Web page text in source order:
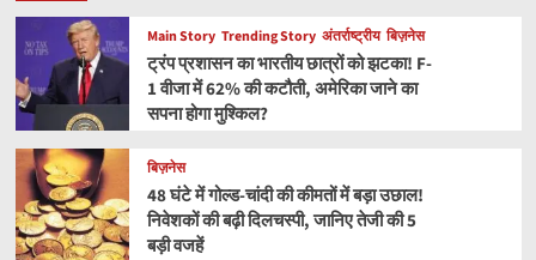
Main Story Trending Story अंतर्राष्ट्रीय बिज़नेस
ट्रंप प्रशासन का भारतीय छात्रों को झटका! F-
1 वीजा में 62% की कटौती, अमेरिका जाने का
सपना होगा मुश्किल?
बिज़नेस
48 घंटे में गोल्ड-चांदी की कीमतों में बड़ा उछाल!
निवेशकों की बढ़ी दिलचस्पी, जानिए तेजी की 5
बड़ी वजहें